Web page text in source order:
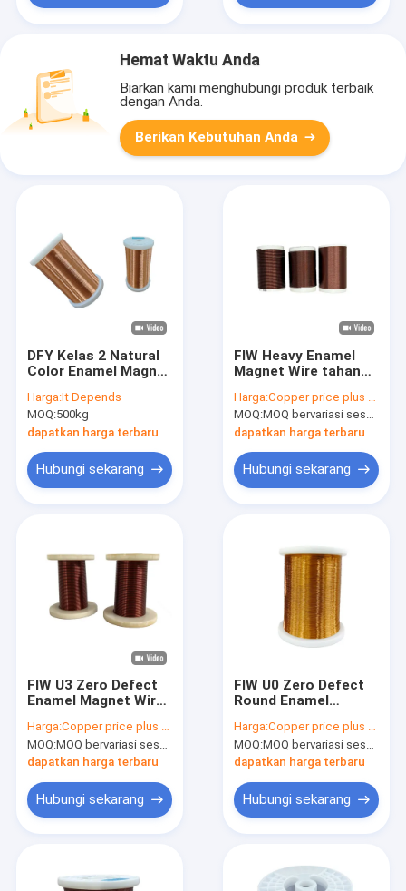
Produk
Hemat Waktu Anda
Biarkan kami menghubungi produk terbaik
dengan Anda.
Berikan Kebutuhan Anda
DFY Kelas 2 Natural
Color Enamel Magnet
Diameter 0,116 mm
Dengan Standar IEC
Untuk Warna Vaiours
Harga:It Depends
MOQ:500kg
dapatkan harga terbaru
Hubungi sekarang
FIW Heavy Enamel
Magnet Wire tahan
terisolasi kawat
tembaga magnet
Harga:Copper price plus processing fee plus freight
MOQ:MOQ bervariasi sesuai dengan ukuran spesifikasi
dapatkan harga terbaru
Hubungi sekarang
FIW U3 Zero Defect
Enamel Magnet Wire
kawat terisolasi JIS
Standar
Harga:Copper price plus processing fee plus freight
MOQ:MOQ bervariasi sesuai dengan ukuran spesifikasi
dapatkan harga terbaru
Hubungi sekarang
FIW U0 Zero Defect
Round Enamel
tembaga yang
terisolasi
sepenuhnya Kabel
Harga:Copper price plus processing fee plus freight
MOQ:MOQ bervariasi sesuai dengan ukuran spesifikasi
dapatkan harga terbaru
Hubungi sekarang